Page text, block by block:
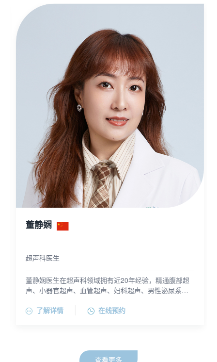
董静娴
超声科医生
董静娴医生在超声科领域拥有近20年经验，精通腹部超
声、小器官超声、血管超声、妇科超声、男性泌尿系超
腺疾病超声诊断及泌尿系疾病超声诊断。
交通大学附属同仁医院超声科。在加入百汇医疗前，她
了解详情 在线预约
查看更多